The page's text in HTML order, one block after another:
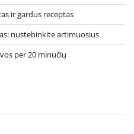
ir gardus receptas
nustebinkite artimuosius
per 20 minučių